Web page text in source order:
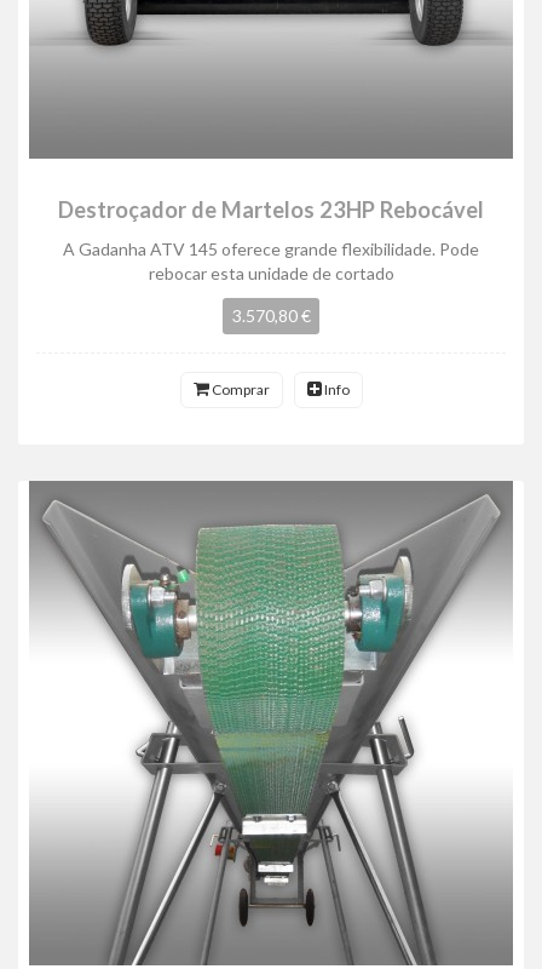
Destroçador de Martelos 23HP Rebocável
A Gadanha ATV 145 oferece grande flexibilidade. Pode
rebocar esta unidade de cortado
3.570,80 €
Comprar Info